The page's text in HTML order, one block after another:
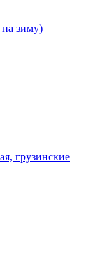
зиму)
грузинские